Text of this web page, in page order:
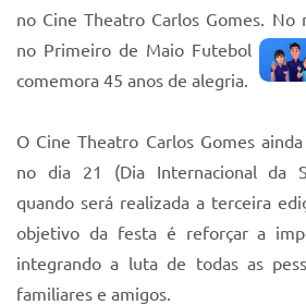
no Cine Theatro Carlos Gomes. No
no Primeiro de Maio Futebol
comemora 45 anos de alegria.
O Cine Theatro Carlos Gomes
no dia 21 (Dia Internacional da
quando será realizada a terceira
objetivo da festa é reforçar a
integrando a luta de todas as
familiares e amigos.